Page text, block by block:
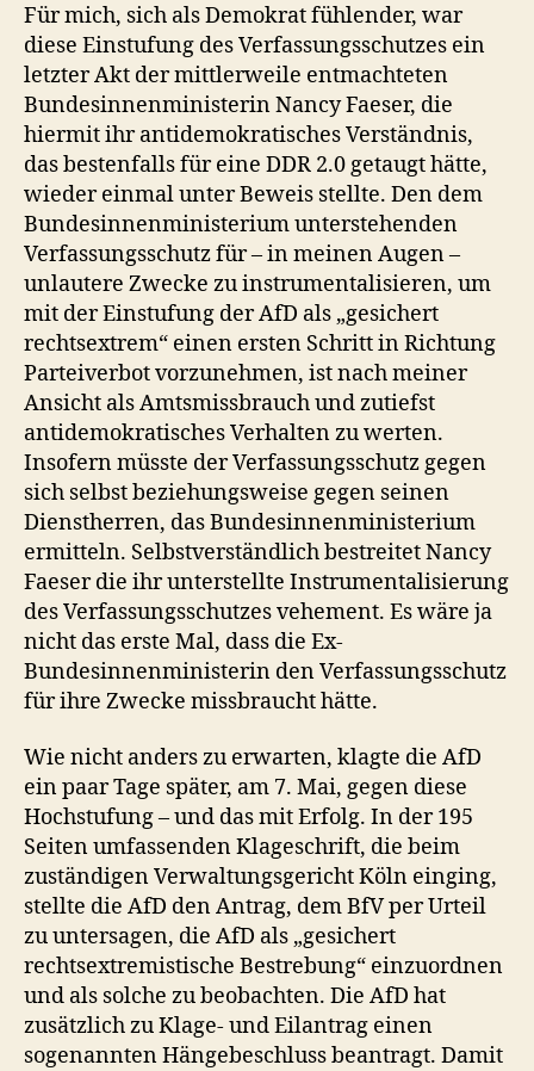
Für mich, sich als Demokrat fühlender, war
diese Einstufung des Verfassungsschutzes ein
letzter Akt der mittlerweile entmachteten
Bundesinnenministerin Nancy Faeser, die
hiermit ihr antidemokratisches Verständnis,
das bestenfalls für eine DDR 2.0 getaugt hätte,
wieder einmal unter Beweis stellte. Den dem
Bundesinnenministerium unterstehenden
Verfassungsschutz für – in meinen Augen –
unlautere Zwecke zu instrumentalisieren, um
mit der Einstufung der AfD als „gesichert
rechtsextrem“ einen ersten Schritt in Richtung
Parteiverbot vorzunehmen, ist nach meiner
Ansicht als Amtsmissbrauch und zutiefst
antidemokratisches Verhalten zu werten.
Insofern müsste der Verfassungsschutz gegen
sich selbst beziehungsweise gegen seinen
Dienstherren, das Bundesinnenministerium
ermitteln. Selbstverständlich bestreitet Nancy
Faeser die ihr unterstellte Instrumentalisierung
des Verfassungsschutzes vehement. Es wäre ja
nicht das erste Mal, dass die Ex-
Bundesinnenministerin den Verfassungsschutz
für ihre Zwecke missbraucht hätte.
Wie nicht anders zu erwarten, klagte die AfD
ein paar Tage später, am 7. Mai, gegen diese
Hochstufung – und das mit Erfolg. In der 195
Seiten umfassenden Klageschrift, die beim
zuständigen Verwaltungsgericht Köln einging,
stellte die AfD den Antrag, dem BfV per Urteil
zu untersagen, die AfD als „gesichert
rechtsextremistische Bestrebung“ einzuordnen
und als solche zu beobachten. Die AfD hat
zusätzlich zu Klage- und Eilantrag einen
sogenannten Hängebeschluss beantragt. Damit